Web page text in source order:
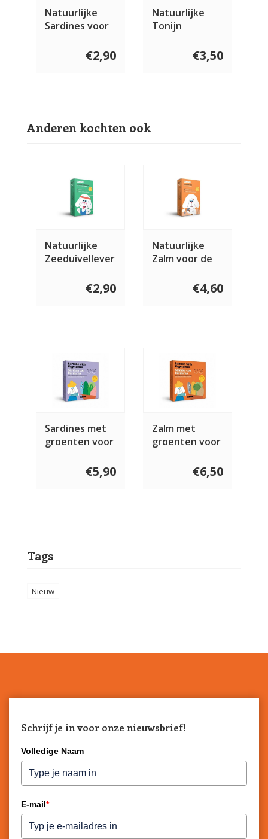
Natuurlijke
Sardines voor
€2,90
Natuurlijke
Tonijn
voor de hond
€3,50
Anderen kochten ook
Natuurlijke
Zeeduivellever
115 gram€2,90
Natuurlijke
Zalm voor de
€4,60
Sardines met
groenten voor
€5,90
Zalm met
groenten voor
€6,50
Tags
Nieuw
Schrijf je in voor onze nieuwsbrief!
Volledige Naam
E-mail*